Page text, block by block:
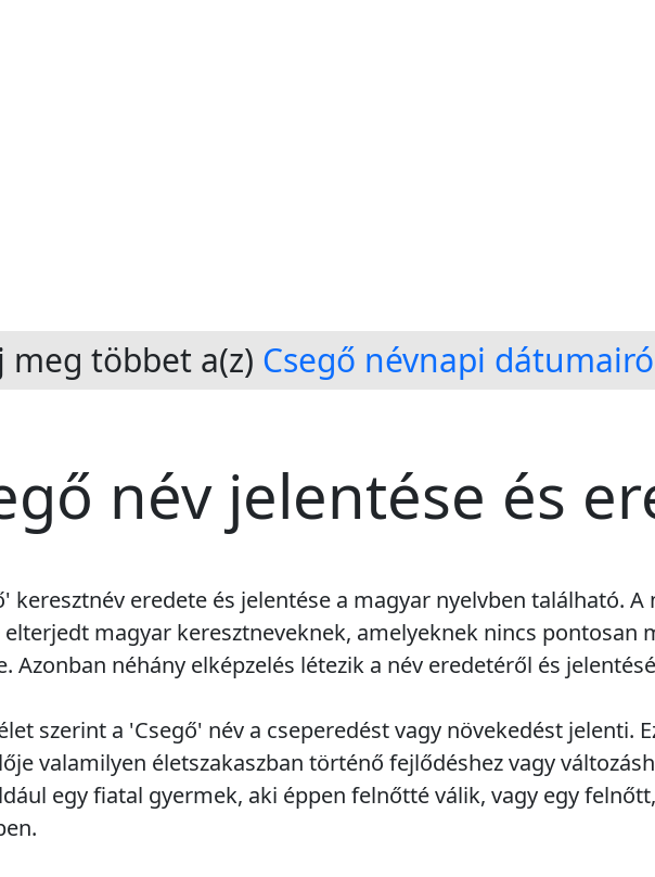
meg többet a(z) Csegő névnapi
név jelentése és
keresztnév eredete és jelentése a magyar nyelvben található. A
elterjedt magyar keresztneveknek, amelyeknek nincs pontosan
Azonban néhány elképzelés létezik a név eredetéről és
szerint a 'Csegő' név a cseperedést vagy növekedést jelenti.
valamilyen életszakaszban történő fejlődéshez vagy
egy fiatal gyermek, aki éppen felnőtté válik, vagy egy